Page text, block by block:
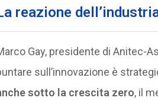
reazione
Gay, presidente di Anitec-
sull’innovazione è
sotto la crescita zero, il